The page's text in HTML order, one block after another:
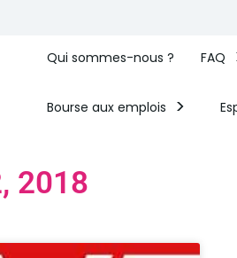
Qui sommes-nous ? FAQ
Bourse aux emplois
2018